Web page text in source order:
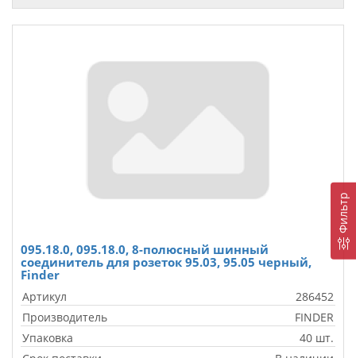
Фильтр
095.18.0, 095.18.0, 8-полюсный шинный
соединитель для розеток 95.03, 95.05 черный,
Finder
Артикул
286452
Производитель
FINDER
Упаковка
40 шт.